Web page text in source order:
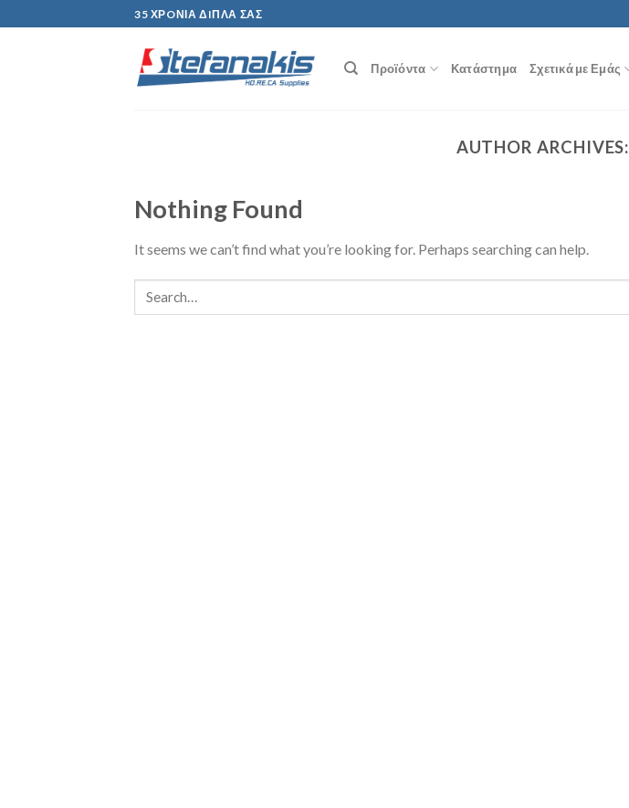
to
35 ΧΡOΝΙΑ ΔIΠΛΑ ΣΑΣ
Προϊόντα Κατάστημα Σχετικά με Εμάς
AUTHOR ARCHIVES:
Nothing Found
It seems we can’t find what you’re looking for. Perhaps searching can help.